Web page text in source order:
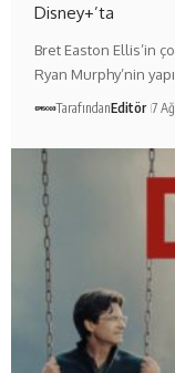
Disney+’ta
Bret Easton Ellis’in
Ryan Murphy’nin
TarafındanEditör 7